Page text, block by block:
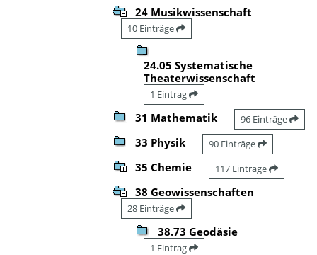
24 Musikwissenschaft
10 Einträge
24.05 Systematische
Theaterwissenschaft
1 Eintrag
31 Mathematik 96 Einträge
33 Physik 90 Einträge
35 Chemie 117 Einträge
38 Geowissenschaften
28 Einträge
38.73 Geodäsie
1 Eintrag